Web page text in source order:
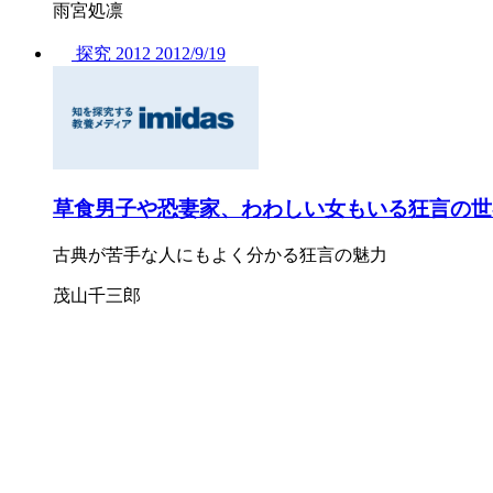
雨宮処凛
探究 2012 2012/9/19
草食男子や恐妻家、わわしい女もいる狂言の
古典が苦手な人にもよく分かる狂言の魅力
茂山千三郎